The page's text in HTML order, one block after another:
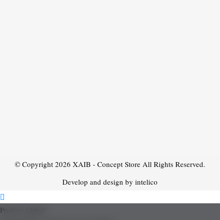
© Copyright 2026 XAIB - Concept Store All Rights Reserved.
Develop and design by intelico
Product added!